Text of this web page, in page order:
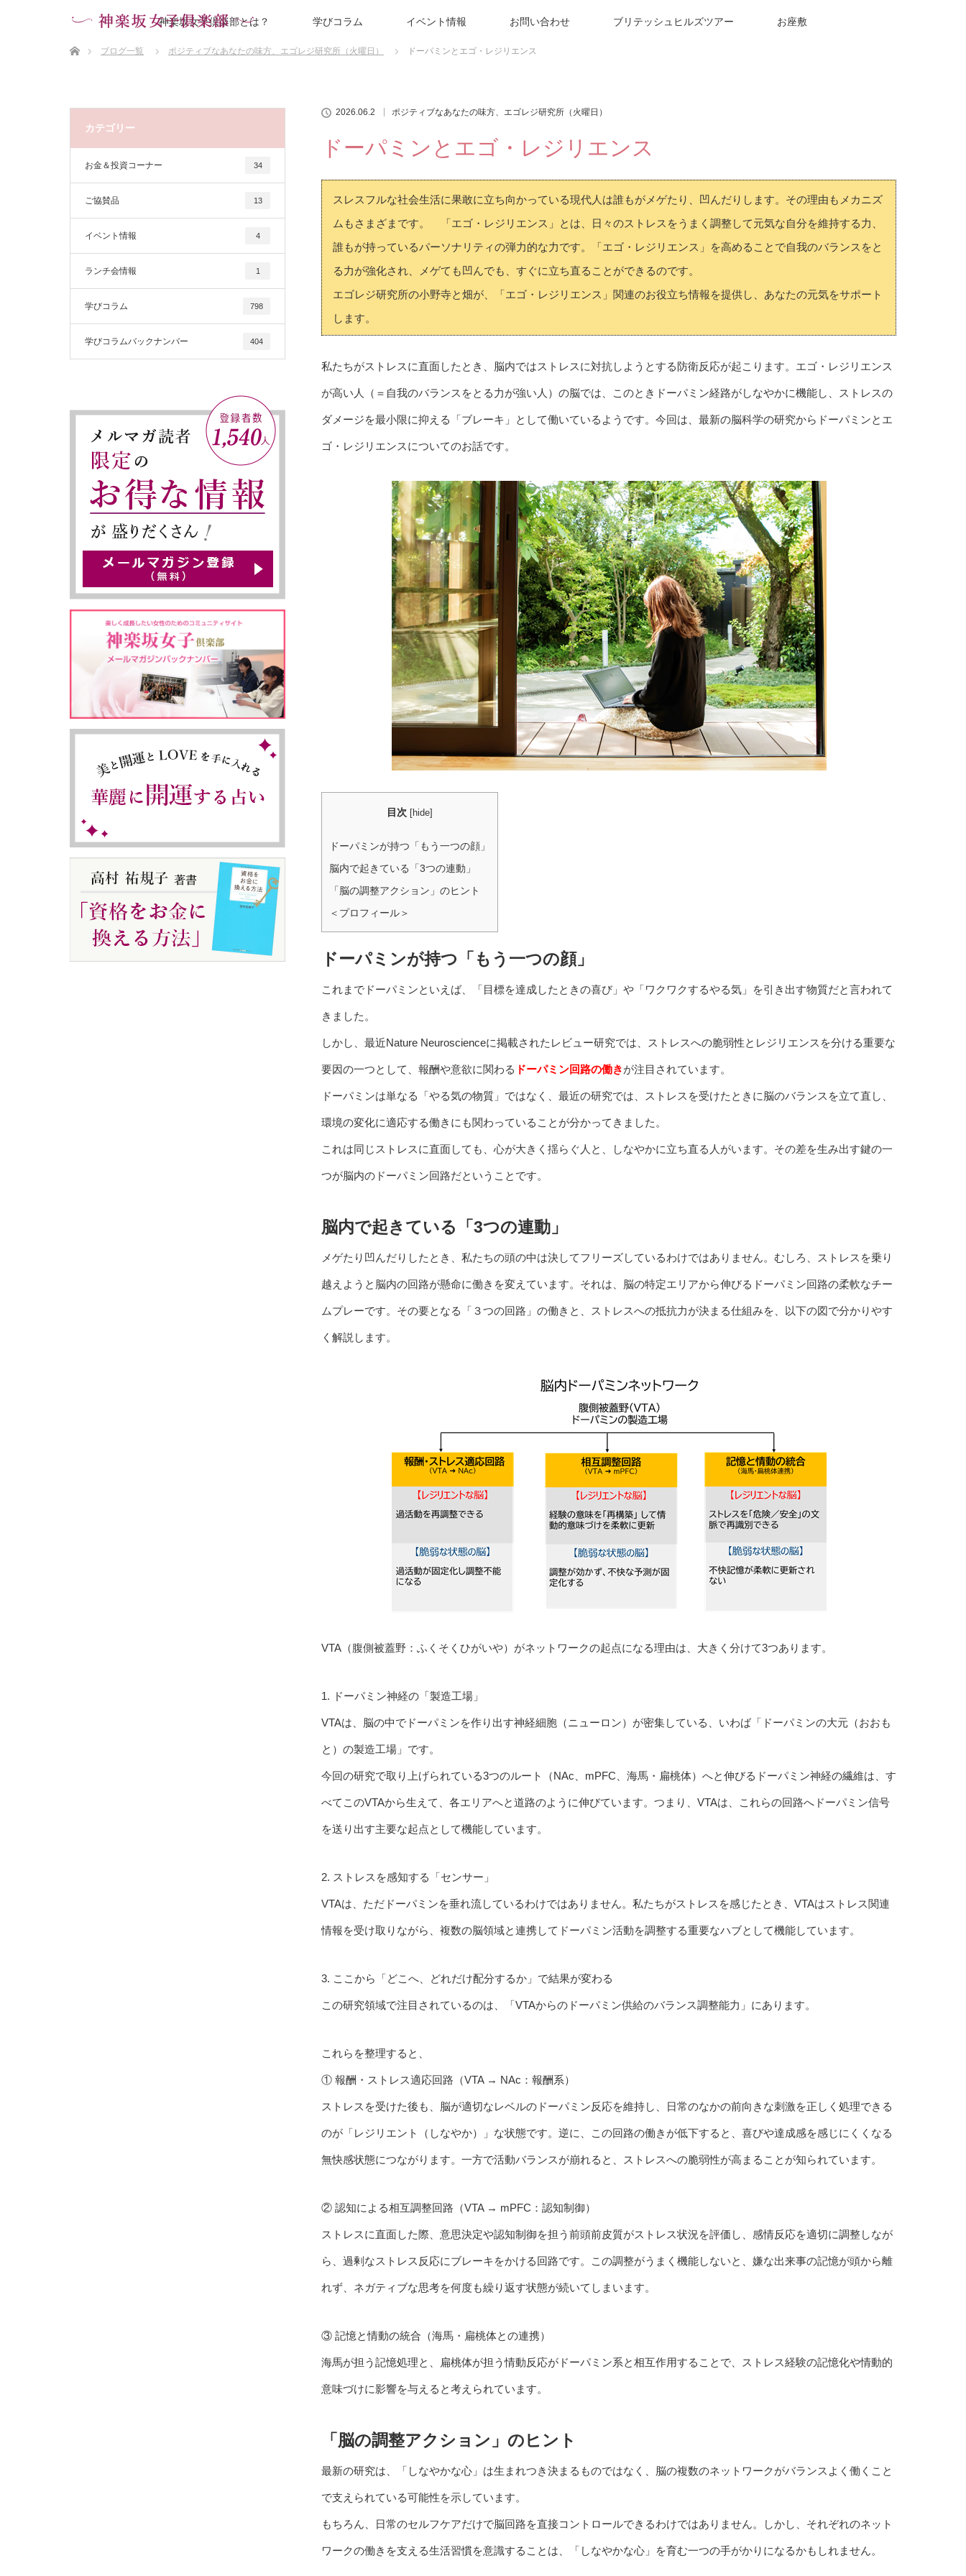
神楽坂女子倶楽部とは？ 学びコラム イベント情報 お問い合わせ ブリテッシュヒルズツアー お座敷
ブログ一覧
ポジティブなあなたの味方、エゴレジ研究所（火曜日） ドーパミンとエゴ・レジリエンス
2026.06.2 ポジティブなあなたの味方、エゴレジ研究所（火曜日）
ドーパミンとエゴ・レジリエンス
スレスフルな社会生活に果敢に立ち向かっている現代人は誰もがメゲたり、凹んだりします。その理由もメカニズ
ムもさまざまです。 「エゴ・レジリエンス」とは、日々のストレスをうまく調整して元気な自分を維持する力、
誰もが持っているパーソナリティの弾力的な力です。「エゴ・レジリエンス」を高めることで自我のバランスをと
る力が強化され、メゲても凹んでも、すぐに立ち直ることができるのです。
エゴレジ研究所の小野寺と畑が、「エゴ・レジリエンス」関連のお役立ち情報を提供し、あなたの元気をサポート
します。
私たちがストレスに直面したとき、脳内ではストレスに対抗しようとする防衛反応が起こります。エゴ・レジリエンス
が高い人（＝自我のバランスをとる力が強い人）の脳では、このときドーパミン経路がしなやかに機能し、ストレスの
ダメージを最小限に抑える「ブレーキ」として働いているようです。今回は、最新の脳科学の研究からドーパミンとエ
ゴ・レジリエンスについてのお話です。
目次 [hide]
ドーパミンが持つ「もう一つの顔」
脳内で起きている「3つの連動」
「脳の調整アクション」のヒント
＜プロフィール＞
ドーパミンが持つ「もう一つの顔」
これまでドーパミンといえば、「目標を達成したときの喜び」や「ワクワクするやる気」を引き出す物質だと言われて
きました。
しかし、最近Nature Neuroscienceに掲載されたレビュー研究では、ストレスへの脆弱性とレジリエンスを分ける重要な
要因の一つとして、報酬や意欲に関わる ドーパミン回路の働きが注目されています。
ドーパミンは単なる「やる気の物質」ではなく、最近の研究では、ストレスを受けたときに脳のバランスを立て直し、
環境の変化に適応する働きにも関わっていることが分かってきました。
これは同じストレスに直面しても、心が大きく揺らぐ人と、しなやかに立ち直る人がいます。その差を生み出す鍵の一
つが脳内のドーパミン回路だということです。
脳内で起きている「3つの連動」
メゲたり凹んだりしたとき、私たちの頭の中は決してフリーズしているわけではありません。むしろ、ストレスを乗り
越えようと脳内の回路が懸命に働きを変えています。それは、脳の特定エリアから伸びるドーパミン回路の柔軟なチー
ムプレーです。その要となる「３つの回路」の働きと、ストレスへの抵抗力が決まる仕組みを、以下の図で分かりやす
く解説します。
VTA（腹側被蓋野：ふくそくひがいや）がネットワークの起点になる理由は、大きく分けて3つあります。
1. ドーパミン神経の「製造工場」
VTAは、脳の中でドーパミンを作り出す神経細胞（ニューロン）が密集している、いわば「ドーパミンの大元（おおも
と）の製造工場」です。
今回の研究で取り上げられている3つのルート（NAc、mPFC、海馬・扁桃体）へと伸びるドーパミン神経の繊維は、す
べてこのVTAから生えて、各エリアへと道路のように伸びています。つまり、VTAは、これらの回路へドーパミン信号
を送り出す主要な起点として機能しています。
2. ストレスを感知する「センサー」
VTAは、ただドーパミンを垂れ流しているわけではありません。私たちがストレスを感じたとき、VTAはストレス関連
情報を受け取りながら、複数の脳領域と連携してドーパミン活動を調整する重要なハブとして機能しています。
3. ここから「どこへ、どれだけ配分するか」で結果が変わる
この研究領域で注目されているのは、「VTAからのドーパミン供給のバランス調整能力」にあります。
これらを整理すると、
① 報酬・ストレス適応回路（VTA → NAc：報酬系）
ストレスを受けた後も、脳が適切なレベルのドーパミン反応を維持し、日常のなかの前向きな刺激を正しく処理できる
のが「レジリエント（しなやか）」な状態です。逆に、この回路の働きが低下すると、喜びや達成感を感じにくくなる
無快感状態につながります。一方で活動バランスが崩れると、ストレスへの脆弱性が高まることが知られています。
② 認知による相互調整回路（VTA → mPFC：認知制御）
ストレスに直面した際、意思決定や認知制御を担う前頭前皮質がストレス状況を評価し、感情反応を適切に調整しなが
ら、過剰なストレス反応にブレーキをかける回路です。この調整がうまく機能しないと、嫌な出来事の記憶が頭から離
れず、ネガティブな思考を何度も繰り返す状態が続いてしまいます。
③ 記憶と情動の統合（海馬・扁桃体との連携）
海馬が担う記憶処理と、扁桃体が担う情動反応がドーパミン系と相互作用することで、ストレス経験の記憶化や情動的
意味づけに影響を与えると考えられています。
「脳の調整アクション」のヒント
最新の研究は、「しなやかな心」は生まれつき決まるものではなく、脳の複数のネットワークがバランスよく働くこと
で支えられている可能性を示しています。
もちろん、日常のセルフケアだけで脳回路を直接コントロールできるわけではありません。しかし、それぞれのネット
ワークの働きを支える生活習慣を意識することは、「しなやかな心」を育む一つの手がかりになるかもしれません。
カテゴリー
お金＆投資コーナー 34
ご協賛品 13
イベント情報 4
ランチ会情報 1
学びコラム 798
学びコラムバックナンバー 404